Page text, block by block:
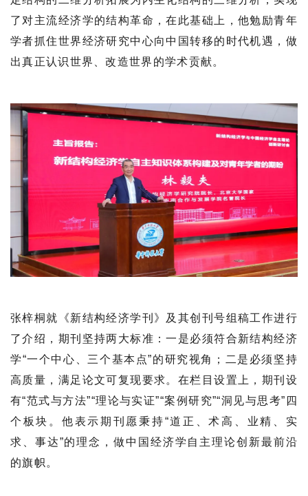
了对主流经济学的结构革命，在此基础上，他勉励青年
学者抓住世界经济研究中心向中国转移的时代机遇，做
出真正认识世界、改造世界的学术贡献。
张梓桐就《新结构经济学刊》及其创刊号组稿工作进行
了介绍，期刊坚持两大标准：一是必须符合新结构经济
学“一个中心、三个基本点”的研究视角；二是必须坚持
高质量，满足论文可复现要求。在栏目设置上，期刊设
有“范式与方法”“理论与实证”“案例研究”“洞见与思考”四
个板块。他表示期刊愿秉持“道正、术高、业精、实
求、事达”的理念，做中国经济学自主理论创新最前沿
的旗帜。